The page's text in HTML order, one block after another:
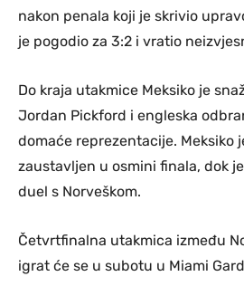
nakon penala koji je skrivio
je pogodio za 3:2 i vratio
Do kraja utakmice Meksiko je
Jordan Pickford i engleska
domaće reprezentacije. Meksiko
zaustavljen u osmini finala, dok
duel s Norveškom.
Četvrtfinalna utakmica između
igrat će se u subotu u Miami